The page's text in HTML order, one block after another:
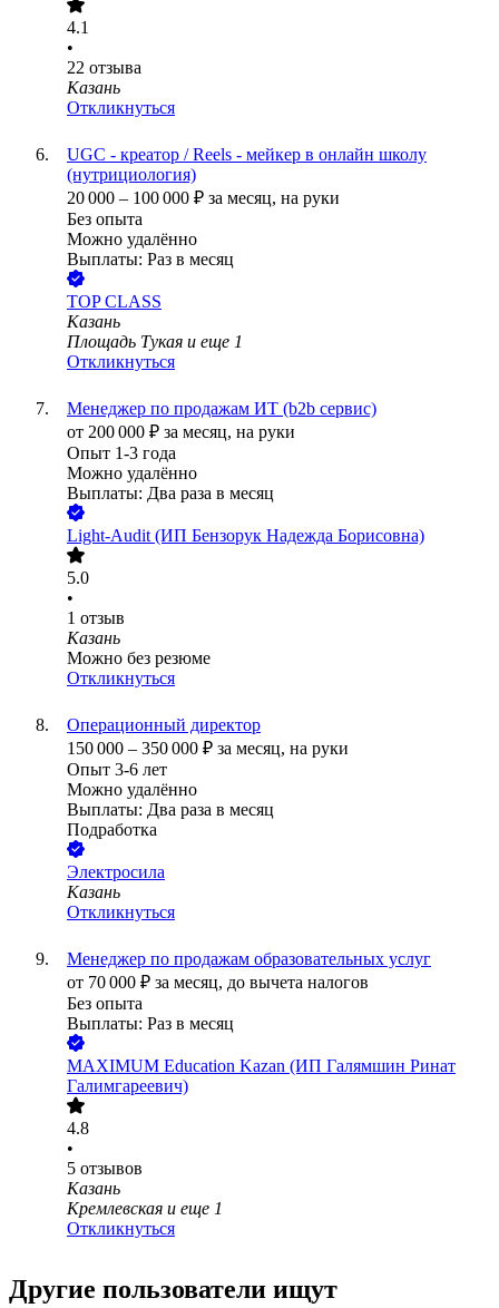
4.1
•
22 отзыва
Казань
Откликнуться
UGC - креатор / Reels - мейкер в онлайн школу
(нутрициология)
20 000 – 100 000 ₽ за месяц, на руки
Без опыта
Можно удалённо
Выплаты: Раз в месяц
TOP CLASS
Казань
Площадь Тукая и еще 1
Откликнуться
Менеджер по продажам ИТ (b2b сервис)
от 200 000 ₽ за месяц, на руки
Опыт 1-3 года
Можно удалённо
Выплаты: Два раза в месяц
Light-Audit (ИП Бензорук Надежда Борисовна)
5.0
•
1 отзыв
Казань
Можно без резюме
Откликнуться
Операционный директор
150 000 – 350 000 ₽ за месяц, на руки
Опыт 3-6 лет
Можно удалённо
Выплаты: Два раза в месяц
Подработка
Электросила
Казань
Откликнуться
Менеджер по продажам образовательных услуг
от 70 000 ₽ за месяц, до вычета налогов
Без опыта
Выплаты: Раз в месяц
MAXIMUM Education Kazan (ИП Галямшин Ринат
Галимгареевич)
4.8
•
5 отзывов
Казань
Кремлевская и еще 1
Откликнуться
Другие пользователи ищут